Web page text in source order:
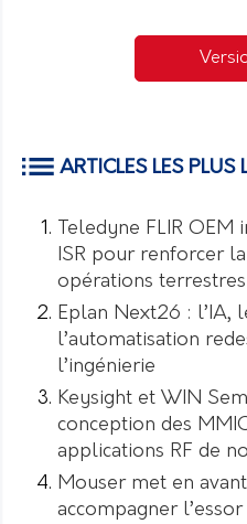
ARTICLES LES PLUS
Teledyne FLIR
ISR pour renforcer
opérations terrestres
Eplan Next26 : l’IA,
l’automatisation
l’ingénierie
Keysight et WIN
conception des
applications RF de
Mouser met en
accompagner l’essor